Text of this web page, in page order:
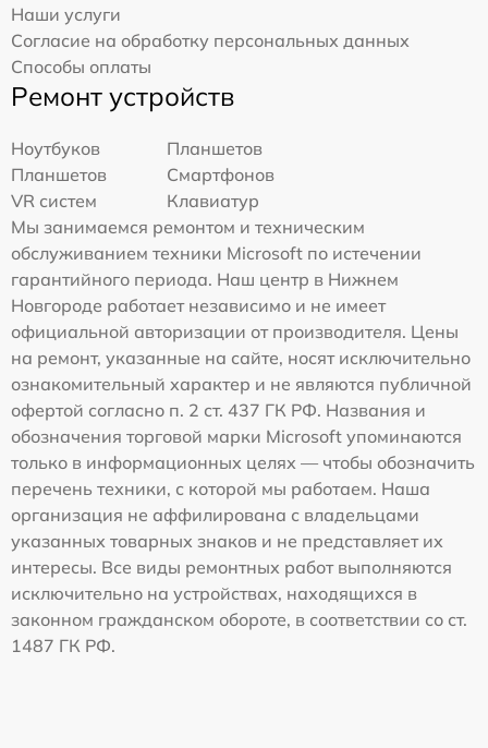
Наши услуги
Согласие на обработку персональных данных
Способы оплаты
Ремонт устройств
Ноутбуков
Планшетов
Планшетов
Смартфонов
VR систем
Клавиатур
Мы занимаемся ремонтом и техническим
обслуживанием техники Microsoft по истечении
гарантийного периода. Наш центр в Нижнем
Новгороде работает независимо и не имеет
официальной авторизации от производителя. Цены
на ремонт, указанные на сайте, носят исключительно
ознакомительный характер и не являются публичной
офертой согласно п. 2 ст. 437 ГК РФ. Названия и
обозначения торговой марки Microsoft упоминаются
только в информационных целях — чтобы обозначить
перечень техники, с которой мы работаем. Наша
организация не аффилирована с владельцами
указанных товарных знаков и не представляет их
интересы. Все виды ремонтных работ выполняются
исключительно на устройствах, находящихся в
законном гражданском обороте, в соответствии со ст.
1487 ГК РФ.